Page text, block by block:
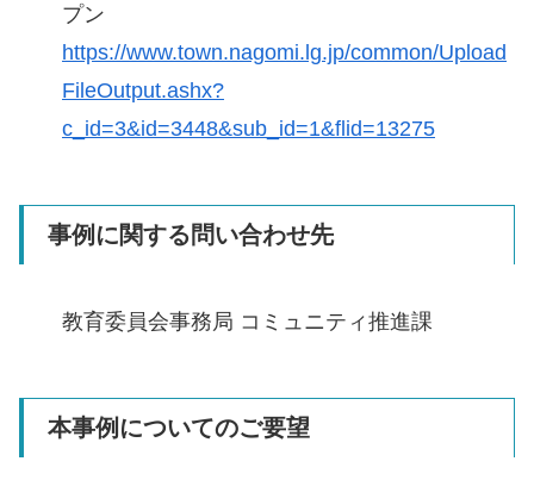
プン
https://www.town.nagomi.lg.jp/common/Upload
FileOutput.ashx?
c_id=3&id=3448&sub_id=1&flid=13275
事例に関する問い合わせ先
教育委員会事務局 コミュニティ推進課
本事例についてのご要望